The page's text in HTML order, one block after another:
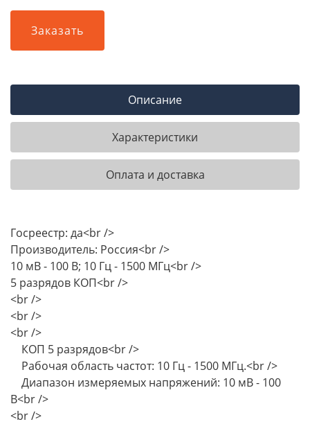
Заказать
Описание
Характеристики
Оплата и доставка
Госреестр: да<br />
Производитель: Россия<br />
10 мВ - 100 В; 10 Гц - 1500 МГц<br />
5 разрядов КОП<br />
<br />
<br />
<br />
КОП 5 разрядов<br />
Рабочая область частот: 10 Гц - 1500 МГц.<br />
Диапазон измеряемых напряжений: 10 мВ - 100
В<br />
<br />